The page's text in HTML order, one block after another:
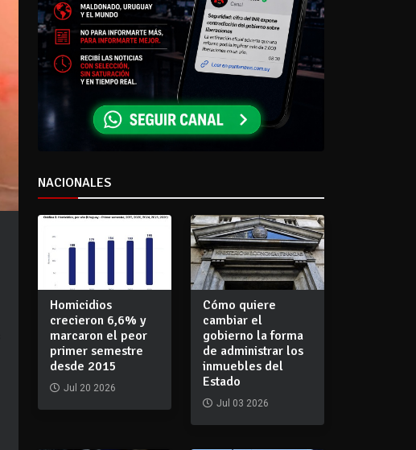
NACIONALES
Homicidios
crecieron 6,6% y
marcaron el peor
primer semestre
desde 2015
Jul 20 2026
Cómo quiere
cambiar el
gobierno la forma
de administrar los
inmuebles del
Estado
Jul 03 2026